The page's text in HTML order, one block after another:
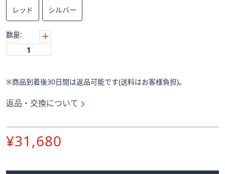
プ
し
て
閲
覧
き
す。
レッド
シルバー
数量:
※商品到着後30日間は返品可能です(送料はお客様負担)。
返品・交換について
削
¥31,680